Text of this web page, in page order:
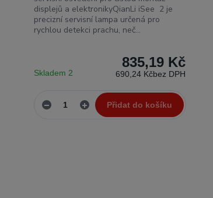
displejů a elektronikyQianLi iSee 2 je
precizní servisní lampa určená pro
rychlou detekci prachu, neč...
835,19 Kč
690,24 Kčbez DPH
Skladem 2
Přidat do košíku